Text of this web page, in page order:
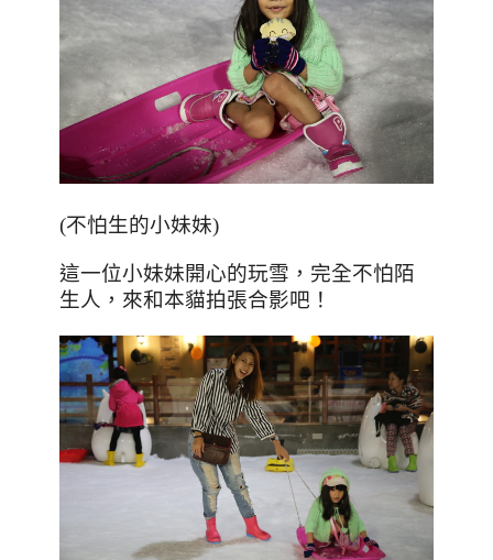
(不怕生的小妹妹)
這一位小妹妹開心的玩雪，完全不怕陌
生人，來和本貓拍張合影吧！